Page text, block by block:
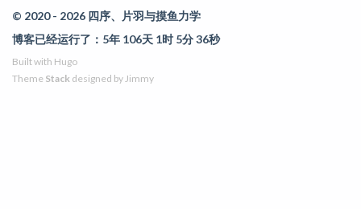
© 2020 - 2026 四序、片羽与摸鱼力学
博客已经运行了：5年 106天 1时 5分 36秒
Built with Hugo
Theme Stack designed by Jimmy